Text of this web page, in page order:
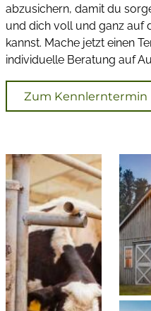
abzusichern, damit du
und dich voll und ganz auf
kannst. Mache jetzt einen
individuelle Beratung auf
Zum Kennlerntermin